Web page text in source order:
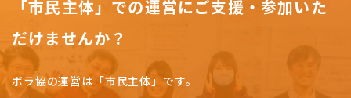
「市民主体」での運営にご支援・参加いた
だけませんか？
ボラ協の運営は「市民主体」です。